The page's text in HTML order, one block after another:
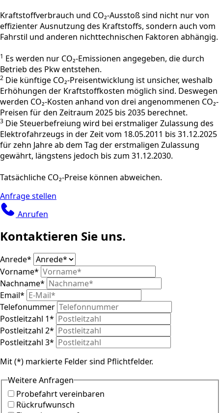
Kraftstoffverbrauch und CO₂-Ausstoß sind nicht nur von
effizienter Ausnutzung des Kraftstoffs, sondern auch vom
Fahrstil und anderen nichttechnischen Faktoren abhängig.
1 Es werden nur CO₂-Emissionen angegeben, die durch
Betrieb des Pkw entstehen.
2 Die künftige CO₂-Preisentwicklung ist unsicher, weshalb
Erhöhungen der Kraftstoffkosten möglich sind. Deswegen
werden CO₂-Kosten anhand von drei angenommenen CO₂-
Preisen für den Zeitraum 2025 bis 2035 berechnet.
3 Die Steuerbefreiung wird bei erstmaliger Zulassung des
Elektrofahrzeugs in der Zeit vom 18.05.2011 bis 31.12.2025
für zehn Jahre ab dem Tag der erstmaligen Zulassung
gewährt, längstens jedoch bis zum 31.12.2030.
Tatsächliche CO₂-Preise können abweichen.
Anfrage stellen
Anrufen
Kontaktieren Sie uns.
Anrede*
Vorname*
Nachname*
Email*
Telefonummer
Postleitzahl 1*
Postleitzahl 2*
Postleitzahl 3*
Mit (*) markierte Felder sind Pflichtfelder.
Weitere Anfragen
Probefahrt vereinbaren
Rückrufwunsch